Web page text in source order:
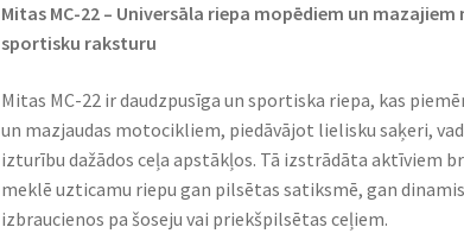
Mitas MC-22 – Universāla riepa mopēdiem un
sportisku raksturu
Mitas MC-22 ir daudzpusīga un sportiska riepa, kas
un mazjaudas motocikliem, piedāvājot lielisku saķeri,
izturību dažādos ceļa apstākļos. Tā izstrādāta aktīviem
meklē uzticamu riepu gan pilsētas satiksmē, gan
izbraucienos pa šoseju vai priekšpilsētas ceļiem.